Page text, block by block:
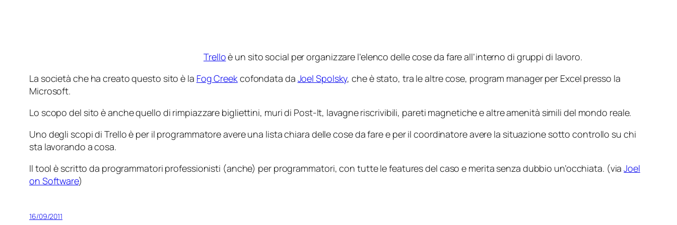
Trelloè un sito social per organizzare l’elenco delle cose da fare all’interno di gruppi di lavoro.
La società che ha creato questo sito è la Fog Creekcofondata da Joel Spolsky, che è stato, tra le altre cose, program manager per Excel presso la
Microsoft.
Lo scopo del sito è anche quello di rimpiazzare bigliettini, muri di Post-It, lavagne riscrivibili, pareti magnetiche e altre amenità simili del mondo reale.
Uno degli scopi di Trello è per il programmatore avere una lista chiara delle cose da fare e per il coordinatore avere la situazione sotto controllo su chi
sta lavorando a cosa.
Il tool è scritto da programmatori professionisti (anche) per programmatori, con tutte le features del caso e merita senza dubbio un’occhiata. (viaJoel
on Software)
16/09/2011